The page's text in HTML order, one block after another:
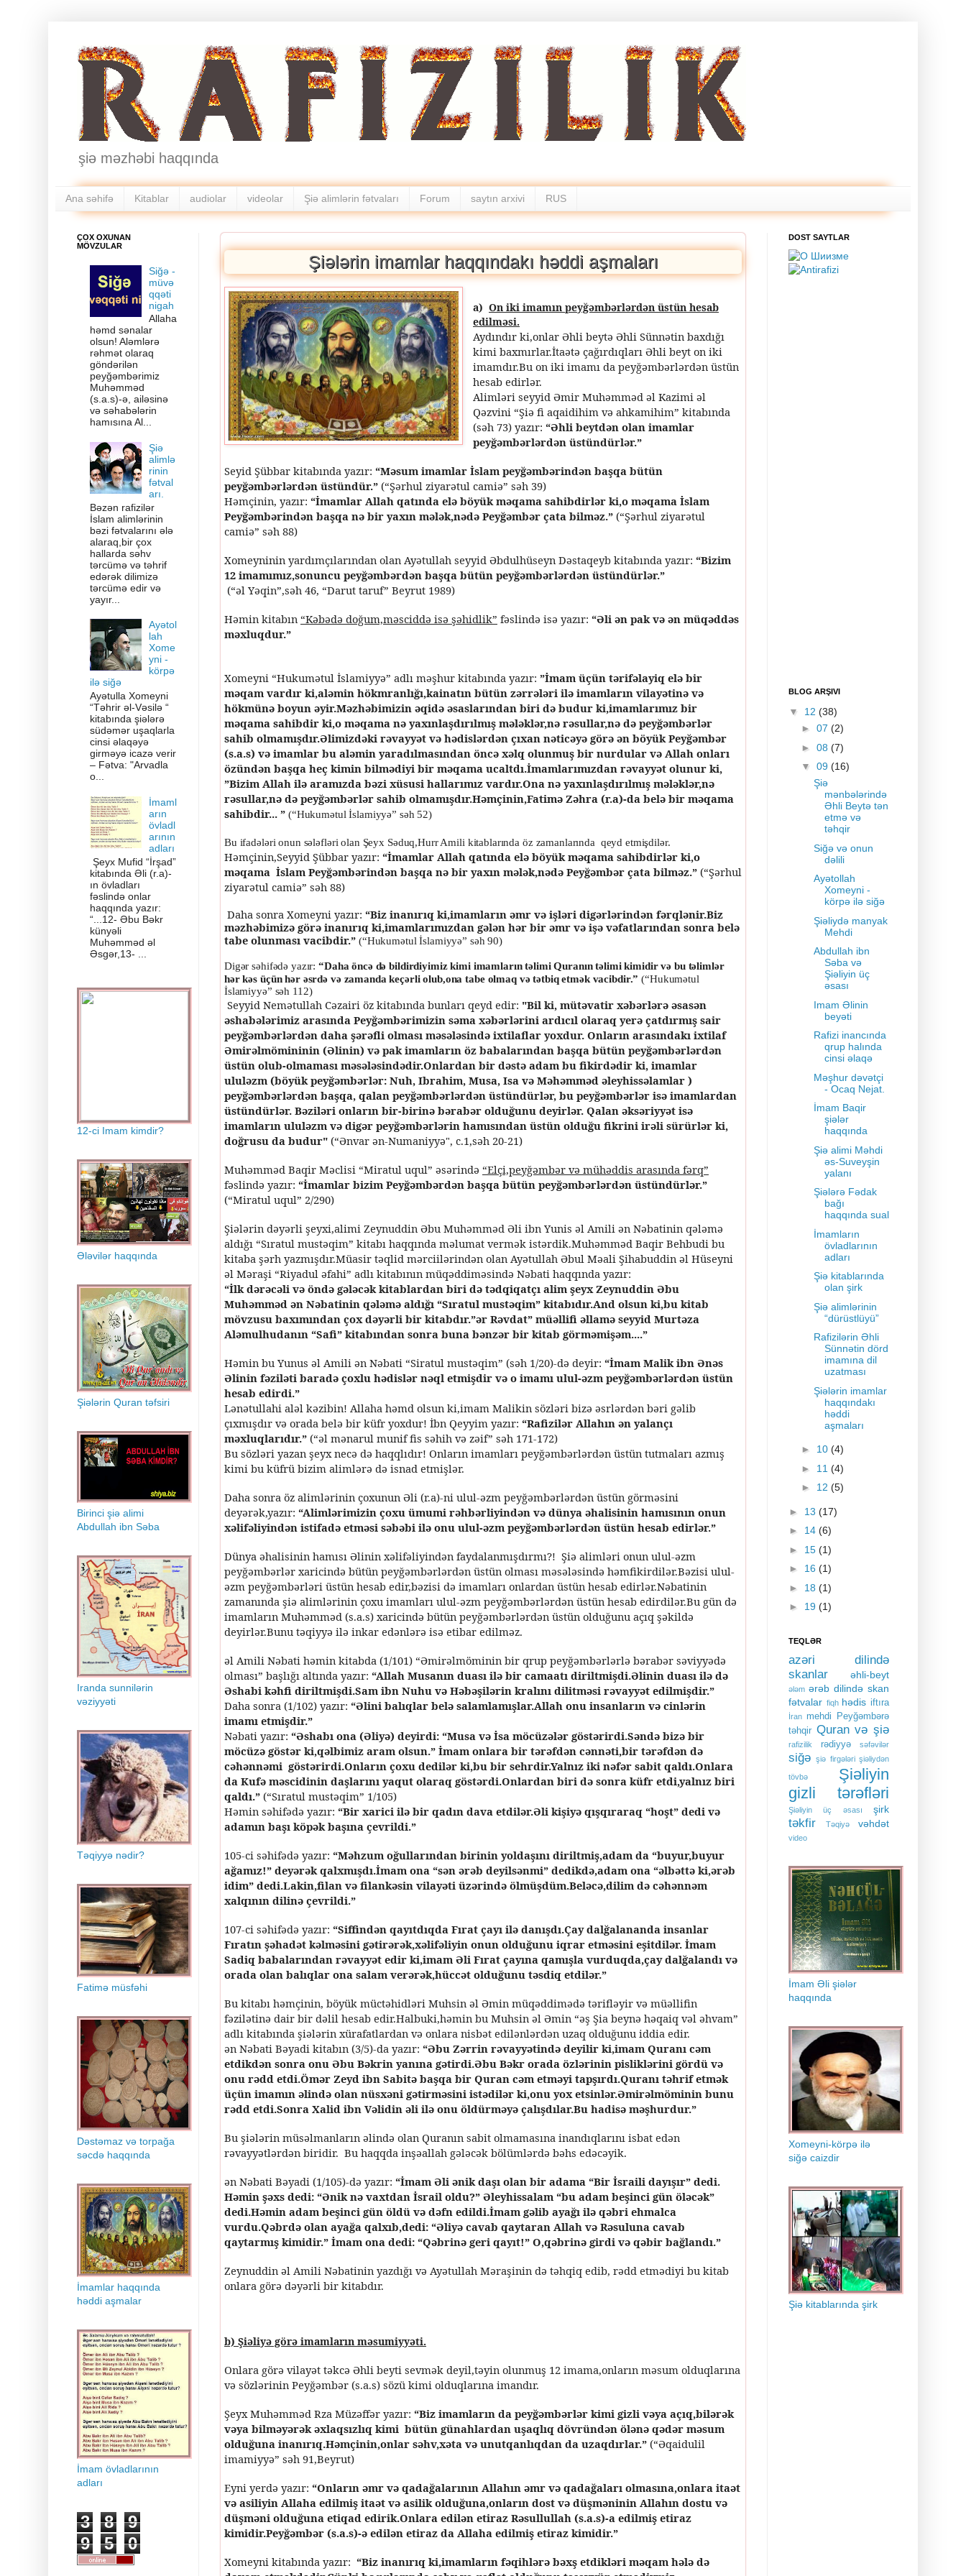
şiə məzhəbi haqqında
Ana səhifə Kitablar audiolar videolar Şiə alimlərin fətvaları Forum saytın arxivi RUS
Şiələrin imamlar haqqındakı həddi aşmaları
a) On iki imamın peyğəmbərlərdən üstün hesab
edilməsi.
Aydındır ki,onlar Əhli beytə Əhli Sünnətin baxdığı
kimi baxmırlar.İtaətə çağırdıqları Əhli beyt on iki
imamdır.Bu on iki imamı da peyğəmbərlərdən üstün
hesab edirlər.
Alimləri seyyid Əmir Muhəmməd əl Kazimi əl
Qəzvini “Şiə fi aqaidihim və ahkamihim” kitabında
(səh 73) yazır: “Əhli beytdən olan imamlar
peyğəmbərlərdən üstündürlər.”
Seyid Şübbar kitabında yazır: “Məsum imamlar İslam peyğəmbərindən başqa bütün
peyğəmbərlərdən üstündür.” (“Şərhul ziyarətul camiə” səh 39)
Həmçinin, yazır: “İmamlar Allah qatında elə böyük məqama sahibdirlər ki,o məqama İslam
Peyğəmbərindən başqa nə bir yaxın mələk,nədə Peyğəmbər çata bilməz.” (“Şərhul ziyarətul
camiə” səh 88)
Xomeyninin yardımçılarından olan Ayətullah seyyid Əbdulhüseyn Dəstaqeyb kitabında yazır: “Bizim
12 imamımız,sonuncu peyğəmbərdən başqa bütün peyğəmbərlərdən üstündürlər.”
(“əl Yəqin”,səh 46, “Darut taruf” Beyrut 1989)
Həmin kitabın “Kəbədə doğum,məsciddə isə şəhidlik” fəslində isə yazır: “Əli ən pak və ən müqəddəs
məxluqdur.”
Xomeyni “Hukumətul İslamiyyə” adlı məşhur kitabında yazır: ”İmam üçün tərifəlayiq elə bir
məqam vardır ki,aləmin hökmranlığı,kainatın bütün zərrələri ilə imamların vilayətinə və
hökmünə boyun əyir.Məzhəbimizin əqidə əsaslarından biri də budur ki,imamlarımız bir
məqama sahibdir ki,o məqama nə yaxınlaşdırılmış mələklər,nə rəsullar,nə də peyğəmbərlər
sahib olmamışdır.Əlimizdəki rəvayyət və hədislərdən çıxan nəticəyə görə ən böyük Peyğəmbər
(s.a.s) və imamlar bu aləmin yaradılmasından öncə xəlq olunmuş bir nurdular və Allah onları
özündən başqa heç kimin bilmədiyi bir məqama ucaltdı.İmamlarımızdan rəvayyət olunur ki,
”Bizim Allah ilə aramızda bəzi xüsusi hallarımız vardır.Ona nə yaxınlaşdırılmış mələklər,nə
rəsullar,nə də peyğəmbərlər sahib olmamışdır.Həmçinin,Fatimə Zəhra (r.a)-da belə bir məqama
sahibdir... ” (“Hukumətul İslamiyyə” səh 52)
Bu ifadələri onun sələfləri olan Şeyx Səduq,Hurr Amili kitablarında öz zamanlarında qeyd etmişdilər.
Həmçinin,Seyyid Şübbar yazır: “İmamlar Allah qatında elə böyük məqama sahibdirlər ki,o
məqama İslam Peyğəmbərindən başqa nə bir yaxın mələk,nədə Peyğəmbər çata bilməz.” (“Şərhul
ziyarətul camiə” səh 88)
Daha sonra Xomeyni yazır: “Biz inanırıq ki,imamların əmr və işləri digərlərindən fərqlənir.Biz
məzhəbimizə görə inanırıq ki,imamlarımızdan gələn hər bir əmr və işə vəfatlarından sonra belə
tabe olunması vacibdir.” (“Hukumətul İslamiyyə” səh 90)
Digər səhifədə yazır:“Daha öncə də bildirdiyimiz kimi imamların təlimi Quranın təlimi kimidir və bu təlimlər
hər kəs üçün hər əsrdə və zamanda keçərli olub,ona tabe olmaq və tətbiq etmək vacibdir.” (“Hukumətul
İslamiyyə” səh 112)
Seyyid Nemətullah Cəzairi öz kitabında bunları qeyd edir: "Bil ki, mütəvatir xəbərlərə əsasən
əshabələrimiz arasında Peyğəmbərimizin səma xəbərlərini ardıcıl olaraq yerə çatdırmış sair
peyğəmbərlərdən daha şərəfli olması məsələsində ixtilaflar yoxdur. Onların arasındakı ixtilaf
Əmirəlmömininin (Əlinin) və pak imamların öz babalarından başqa bütün peyğəmbərlərdən
üstün olub-olmaması məsələsindədir.Onlardan bir dəstə adam bu fikirdədir ki, imamlar
ululəzm (böyük peyğəmbərlər: Nuh, Ibrahim, Musa, Isa və Məhəmməd əleyhissəlamlar )
peyğəmbərlərdən başqa, qalan peyğəmbərlərdən üstündürlər, bu peyğəmbərlər isə imamlardan
üstündürlər. Bəziləri onların bir-birinə bərabər olduğunu deyirlər. Qalan əksəriyyət isə
imamların ululəzm və digər peyğəmbərlərin hamısından üstün olduğu fikrini irəli sürürlər ki,
doğrusu da budur" (“Ənvar ən-Numaniyyə", c.1,səh 20-21)
Muhəmməd Baqir Məclisi “Miratul uqul” əsərində “Elçi,peyğəmbər və mühəddis arasında fərq”
fəslində yazır: “İmamlar bizim Peyğəmbərdən başqa bütün peyğəmbərlərdən üstündürlər.”
(“Miratul uqul” 2/290)
Şiələrin dəyərli şeyxi,alimi Zeynuddin Əbu Muhəmməd Əli ibn Yunis əl Amili ən Nəbatinin qələmə
aldığı “Sıratul mustəqim” kitabı haqqında məlumat vermək istərdik.Muhəmməd Baqir Behbudi bu
kitaba şərh yazmışdır.Müasir təqlid mərciilərindən olan Ayətullah Əbul Məali Şihabuddin əl Hüseyni
əl Məraşi “Riyadul əfahi” adlı kitabının müqəddiməsində Nəbati haqqında yazır:
“İlk dərəcəli və öndə gələcək kitablardan biri də tədqiqatçı alim şeyx Zeynuddin Əbu
Muhəmməd ən Nəbatinin qələmə aldığı “Sıratul mustəqim” kitabıdır.And olsun ki,bu kitab
mövzusu baxımından çox dəyərli bir kitabdır.”ər Rəvdat” müəllifi əllamə seyyid Murtəza
Aləmulhudanın “Safi” kitabından sonra buna bənzər bir kitab görməmişəm....”
Həmin bu Yunus əl Amili ən Nəbati “Siratul mustəqim” (səh 1/20)-də deyir: “İmam Malik ibn Ənəs
Əlinin fəziləti baradə çoxlu hədislər nəql etmişdir və o imamı ulul-əzm peyğəmbərlərdən üstün
hesab edirdi.”
Lənətullahi aləl kəzibin! Allaha həmd olsun ki,imam Malikin sözləri bizə əsrlərdən bəri gəlib
çıxmışdır və orada belə bir küfr yoxdur! İbn Qeyyim yazır: “Rafizilər Allahın ən yalançı
məxluqlarıdır.” (“əl mənarul munif fis səhih və zəif” səh 171-172)
Bu sözləri yazan şeyx necə də haqqlıdır! Onların imamları peyğəmbərlərdən üstün tutmaları azmış
kimi bu küfrü bizim alimlərə də isnad etmişlər.
Daha sonra öz alimlərinin çoxunun Əli (r.a)-ni ulul-əzm peyğəmbərlərdən üstün görməsini
deyərək,yazır: “Alimlərimizin çoxu ümumi rəhbərliyindən və dünya əhalisinin hamısının onun
xəlifəliyindən istifadə etməsi səbəbi ilə onu ulul-əzm peyğəmbərlərdən üstün hesab edirlər.”
Dünya əhalisinin hamısı Əlinin xəlifəliyindən faydalanmışdırmı?! Şiə alimləri onun ulul-əzm
peyğəmbərlər xaricində bütün peyğəmbərlərdən üstün olması məsələsində həmfikirdilər.Bəzisi ulul-
əzm peyğəmbərləri üstün hesab edir,bəzisi də imamları onlardan üstün hesab edirlər.Nəbatinin
zamanında şiə alimlərinin çoxu imamları ulul-əzm peyğəmbərlərdən üstün hesab edirdilər.Bu gün də
imamların Muhəmməd (s.a.s) xaricində bütün peyğəmbərlərdən üstün olduğunu açıq şəkildə
deyirlər.Bunu təqiyyə ilə inkar edənlərə isə etibar edilməz.
əl Amili Nəbati həmin kitabda (1/101) “Əmirəlmöminin bir qrup peyğəmbərlərlə bərabər səviyyədə
olması” başlığı altında yazır: “Allah Musanın duası ilə bir camaatı diriltmişdi.Əlinin duası ilə də
Əshabi kəhfi diriltmişdi.Sam ibn Nuhu və Həbəşilərin kralını dilitməsi rəvayyət edilmişdir.”
Daha sonra (1/102) yazır: “Əlini balıqlar belə salamlamışlar.Allah onu insanların və cinlərin
imamı etmişdir.”
Nəbati yazır: “Əshabı ona (Əliyə) deyirdi: “Musa və İsa möcüzələr göstərirdi.Səndə bizə bir
möcüzə göstər ki,qəlbimiz aram olsun.” İmam onlara bir tərəfdən cənnəti,bir tərəfdən də
cəhənnəmi göstərirdi.Onların çoxu dedilər ki,bu bir sehrdir.Yalnız iki nəfər sabit qaldı.Onlara
da Kufə məscidinin daşlarını yaqut olaraq göstərdi.Onlardan biri də sonra küfr etdi,yalnız biri
qaldı.” (“Sıratul mustəqim” 1/105)
Həmin səhifədə yazır: “Bir xarici ilə bir qadın dava etdilər.Əli kişiyə qışqıraraq “hoşt” dedi və
adamın başı köpək başına çevrildi.”
105-ci səhifədə yazır: “Məhzum oğullarından birinin yoldaşını diriltmiş,adam da “buyur,buyur
ağamız!” deyərək qalxmışdı.İmam ona “sən ərəb deyilsənmi” dedikdə,adam ona “əlbəttə ki,ərəb
idim” dedi.Lakin,filan və filankəsin vilayəti üzərində ölmüşdüm.Beləcə,dilim də cəhənnəm
xalqının dilinə çevrildi.”
107-ci səhifədə yazır: “Siffindən qayıtdıqda Fırat çayı ilə danışdı.Çay dalğalananda insanlar
Fıratın şəhadət kəlməsini gətirərək,xəlifəliyin onun olduğunu iqrar etməsini eşitdilər. İmam
Sadiq babalarından rəvayyət edir ki,imam Əli Fırat çayına qamışla vurduqda,çay dalğalandı və
orada olan balıqlar ona salam verərək,hüccət olduğunu təsdiq etdilər.”
Bu kitabı həmçinin, böyük müctəhidləri Muhsin əl Əmin müqəddimədə tərifləyir və müəllifin
fəzilətinə dair bir dəlil hesab edir.Halbuki,həmin bu Muhsin əl Əmin “əş Şia beynə həqaiq vəl əhvam”
adlı kitabında şiələrin xürafatlardan və onlara nisbət edilənlərdən uzaq olduğunu iddia edir.
ən Nəbati Bəyadi kitabın (3/5)-da yazır: “Əbu Zərrin rəvayyətində deyilir ki,imam Quranı cəm
etdikdən sonra onu Əbu Bəkrin yanına gətirdi.Əbu Bəkr orada özlərinin pisliklərini gördü və
onu rədd etdi.Ömər Zeyd ibn Sabitə başqa bir Quran cəm etməyi tapşırdı.Quranı təhrif etmək
üçün imamın əlində olan nüsxəni gətirməsini istədilər ki,onu yox etsinlər.Əmirəlmöminin bunu
rədd etdi.Sonra Xalid ibn Vəlidin əli ilə onu öldürməyə çalışdılar.Bu hadisə məşhurdur.”
Bu şiələrin müsəlmanların əlində olan Quranın sabit olmamasına inandıqlarını isbat edən
rəvayyətlərdən biridir. Bu haqqda inşəallah gələcək bölümlərdə bəhs edəcəyik.
ən Nəbati Bəyadi (1/105)-də yazır: “İmam Əli ənik daşı olan bir adama “Bir İsraili dayışır” dedi.
Həmin şəxs dedi: “Ənik nə vaxtdan İsrail oldu?” Əleyhissalam “bu adam beşinci gün öləcək”
dedi.Həmin adam beşinci gün öldü və dəfn edildi.İmam gəlib ayağı ilə qəbri ehmalca
vurdu.Qəbrdə olan ayağa qalxıb,dedi: “Əliyə cavab qaytaran Allah və Rəsuluna cavab
qaytarmış kimidir.” İmam ona dedi: “Qəbrinə geri qayıt!” O,qəbrinə girdi və qəbir bağlandı.”
Zeynuddin əl Amili Nəbatinin yazdığı və Ayətullah Məraşinin də təhqiq edib, rədd etmədiyi bu kitab
onlara görə dəyərli bir kitabdır.
b) Şiəliyə görə imamların məsumiyyəti.
Onlara görə vilayət təkcə Əhli beyti sevmək deyil,təyin olunmuş 12 imama,onların məsum olduqlarına
və sözlərinin Peyğəmbər (s.a.s) sözü kimi olduqlarına imandır.
Şeyx Muhəmməd Rza Müzəffər yazır: “Biz imamların da peyğəmbərlər kimi gizli vəya açıq,bilərək
vəya bilməyərək əxlaqsızlıq kimi bütün günahlardan uşaqlıq dövründən ölənə qədər məsum
olduğuna inanırıq.Həmçinin,onlar səhv,xəta və unutqanlıqdan da uzaqdırlar.” (“Əqaidulil
imamiyyə” səh 91,Beyrut)
Eyni yerdə yazır: “Onların əmr və qadağalarının Allahın əmr və qadağaları olmasına,onlara itaət
və asiliyin Allaha edilmiş itaət və asilik olduğuna,onların dost və düşməninin Allahın dostu və
düşməni olduğuna etiqad edirik.Onlara edilən etiraz Rəsullullah (s.a.s)-a edilmiş etiraz
kimidir.Peyğəmbər (s.a.s)-ə edilən etiraz da Allaha edilmiş etiraz kimidir.”
Xomeyni kitabında yazır: “Biz inanırıq ki,imamların fəqihlərə bəxş etdikləri məqam hələ də
ÇOX OXUNAN
MÖVZULAR
Siğə -
müvə
qqəti
nigah
Allaha
həmd sənalar
olsun! Aləmlərə
rəhmət olaraq
göndərilən
peyğəmbərimiz
Muhəmməd
(s.a.s)-ə, ailəsinə
və səhabələrin
hamısına Al...
Şiə
alimlə
rinin
fətval
arı.
Bəzən rafizilər
İslam alimlərinin
bəzi fətvalarını ələ
alaraq,bir çox
hallarda səhv
tərcümə və təhrif
edərək dilimizə
tərcümə edir və
yayır...
Ayətol
lah
Xome
yni -
körpə
ilə siğə
Ayətulla Xomeyni
“Təhrir əl-Vəsilə “
kitabında şiələrə
südəmər uşaqlarla
cinsi əlaqəyə
girməyə icazə verir
– Fətva: "Arvadla
o...
İmaml
arın
övladl
arının
adları
Şeyx Mufid “İrşad”
kitabında Əli (r.a)-
ın övladları
fəslində onlar
haqqında yazır:
“...12- Əbu Bəkr
künyəli
Muhəmməd əl
Əsgər,13- ...
12-ci Imam kimdir?
Ələvilər haqqında
Şiələrin Quran təfsiri
Birinci şiə alimi
Abdullah ibn Səba
Iranda sunnilərin
vəziyyəti
Təqiyyə nədir?
Fatimə müsfəhi
Dəstəmaz və torpağa
səcdə haqqında
İmamlar haqqında
həddi aşmalar
İmam övladlarının
adları
3 8
9
9
5 0
DOST SAYTLAR
BLOG ARŞIVI
▼ 12 (38)
► 07 (2)
► 08 (7)
▼ 09 (16)
Şiə
mənbələrində
Əhli Beytə tən
etmə və
təhqir
Siğə və onun
dəlili
Ayətollah
Xomeyni -
körpə ilə siğə
Şiəliydə manyak
Mehdi
Abdullah ibn
Səba və
Şiəliyin üç
əsası
Imam Əlinin
beyəti
Rafizi inancında
qrup halında
cinsi əlaqə
Məşhur dəvətçi
- Ocaq Nejat.
İmam Baqir
şiələr
haqqında
Şiə alimi Məhdi
əs-Suveyşin
yalanı
Şiələrə Fədak
bağı
haqqında sual
İmamların
övladlarının
adları
Şiə kitablarında
olan şirk
Şiə alimlərinin
“dürüstlüyü”
Rafizilərin Əhli
Sünnətin dörd
imamına dil
uzatması
Şiələrin imamlar
haqqındakı
həddi
aşmaları
► 10 (4)
► 11 (4)
► 12 (5)
► 13 (17)
► 14 (6)
► 15 (1)
► 16 (1)
► 18 (1)
► 19 (1)
TEQLƏR
azəri dilində
skanlar
əhli-beyt
ələm ərəb dilində skan
fətvalar fiqh hədis iftıra
İran mehdi
Peyğəmbərə
təhqir Quran və şiə
rafizilik rədiyyə səfəvilər
siğə şiə firgələri şiəliydən
tövbə
Şiəliyin
gizli tərəfləri
Şiəliyin üç əsası şirk
təkfir Təqiyə vəhdət
video
İmam Əli şiələr
haqqında
Xomeyni-körpə ilə
siğə caizdir
Şiə kitablarında şirk